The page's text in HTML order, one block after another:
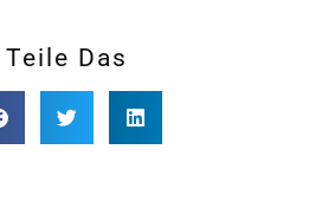
Teile Das